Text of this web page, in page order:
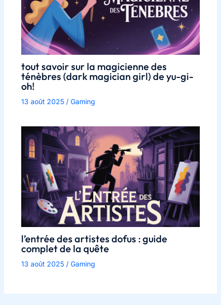
tout savoir sur la magicienne des
ténèbres (dark magician girl) de yu-gi-
oh!
13 août 2025 / Gaming
l’entrée des artistes dofus : guide
complet de la quête
13 août 2025 / Gaming